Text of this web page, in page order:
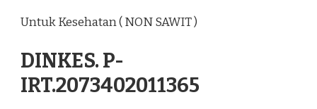
Untuk Kesehatan ( NON SAWIT )
DINKES. P-
IRT.2073402011365